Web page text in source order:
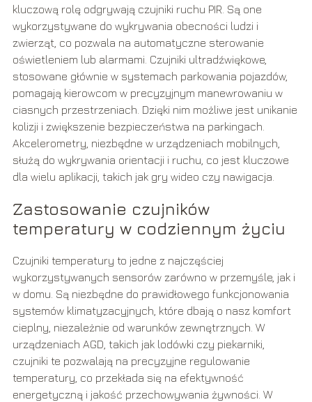
kluczową rolę odgrywają czujniki ruchu PIR. Są one
wykorzystywane do wykrywania obecności ludzi i
zwierząt, co pozwala na automatyczne sterowanie
oświetleniem lub alarmami. Czujniki ultradźwiękowe,
stosowane głównie w systemach parkowania pojazdów,
pomagają kierowcom w precyzyjnym manewrowaniu w
ciasnych przestrzeniach. Dzięki nim możliwe jest unikanie
kolizji i zwiększenie bezpieczeństwa na parkingach.
Akcelerometry, niezbędne w urządzeniach mobilnych,
służą do wykrywania orientacji i ruchu, co jest kluczowe
dla wielu aplikacji, takich jak gry wideo czy nawigacja.
Zastosowanie czujników
temperatury w codziennym życiu
Czujniki temperatury to jedne z najczęściej
wykorzystywanych sensorów zarówno w przemyśle, jak i
w domu. Są niezbędne do prawidłowego funkcjonowania
systemów klimatyzacyjnych, które dbają o nasz komfort
cieplny, niezależnie od warunków zewnętrznych. W
urządzeniach AGD, takich jak lodówki czy piekarniki,
czujniki te pozwalają na precyzyjne regulowanie
temperatury, co przekłada się na efektywność
energetyczną i jakość przechowywania żywności. W